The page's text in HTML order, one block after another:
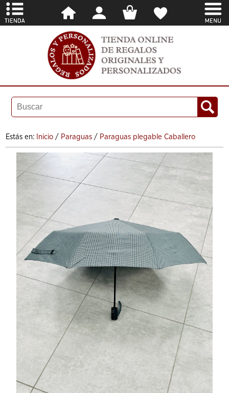
Estás en: Inicio / Paraguas / Paraguas plegable Caballero